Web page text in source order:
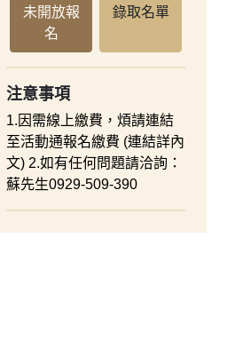
未開放報
名
錄取名單
注意事項
1.因需線上繳費，煩請連結
至活動通報名繳費 (連結詳內
文) 2.如有任何問題請洽詢：
蘇先生0929-509-390